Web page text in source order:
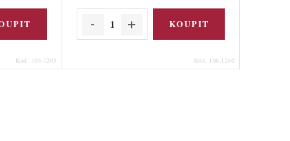
Kód: 106-1203 Kód: 106-1260